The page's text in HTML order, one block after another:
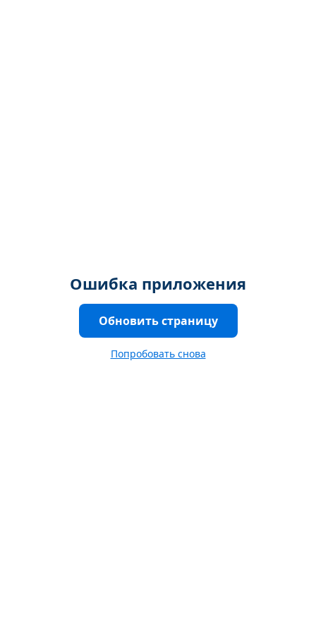
Ошибка приложения
Обновить страницу
Попробовать снова